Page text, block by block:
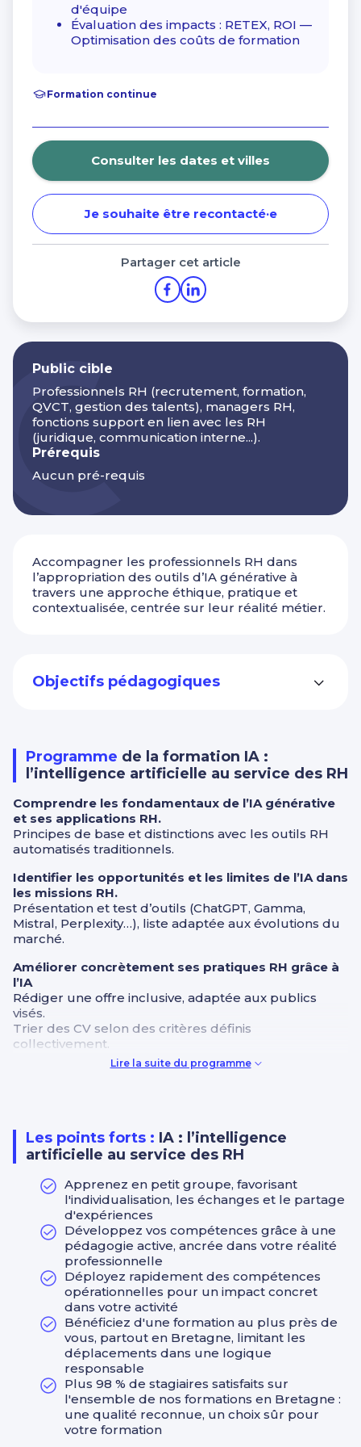
Nos centres dans CCI Formation
Charte de protection des données personnelles
Financer ma formation avec les aides de la
Région Bretagne
d'équipe
Évaluation des impacts : RETEX, ROI —
Optimisation des coûts de formation
Formation continue
Consulter les dates et villes
Je souhaite être recontacté·e
Partager cet article
Public cible
Professionnels RH (recrutement, formation,
QVCT, gestion des talents), managers RH,
fonctions support en lien avec les RH
(juridique, communication interne...).
Prérequis
Aucun pré-requis
Accompagner les professionnels RH dans
l’appropriation des outils d’IA générative à
travers une approche éthique, pratique et
contextualisée, centrée sur leur réalité métier.
Objectifs pédagogiques
Programme de la formation IA :
l’intelligence artificielle au service des RH
Comprendre les fondamentaux de l’IA générative
et ses applications RH.
Principes de base et distinctions avec les outils RH
automatisés traditionnels.
Identifier les opportunités et les limites de l’IA dans
les missions RH.
Présentation et test d’outils (ChatGPT, Gamma,
Mistral, Perplexity…), liste adaptée aux évolutions du
marché.
Améliorer concrètement ses pratiques RH grâce à
l’IA
Rédiger une offre inclusive, adaptée aux publics
visés.
Trier des CV selon des critères définis
collectivement.
Résumer un entretien ou structurer un feedback.
soi.
Appréhender les enjeux éthiques et juridiques :
RGPD, biais, transparence, responsabilité humaine.
Identification et traitement des biais.
Respect de la transparence et de la responsabilité
humaine.
Conformité RGPD.
Élaborer un plan d’action personnalisé pour
intégrer l’IA de manière responsable et
progressive dans son organisation.
Pistes concrètes pour expérimenter l’IA dans son
contexte professionnel dans les 15 jours suivants.
Lire la suite du programme
Les points forts : IA : l’intelligence
artificielle au service des RH
Apprenez en petit groupe, favorisant
l'individualisation, les échanges et le partage
d'expériences
Développez vos compétences grâce à une
pédagogie active, ancrée dans votre réalité
professionnelle
Déployez rapidement des compétences
opérationnelles pour un impact concret
dans votre activité
Bénéficiez d'une formation au plus près de
vous, partout en Bretagne, limitant les
déplacements dans une logique
responsable
Plus 98 % de stagiaires satisfaits sur
l'ensemble de nos formations en Bretagne :
une qualité reconnue, un choix sûr pour
votre formation